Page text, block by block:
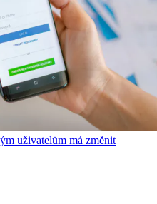
uživatelům má změnit